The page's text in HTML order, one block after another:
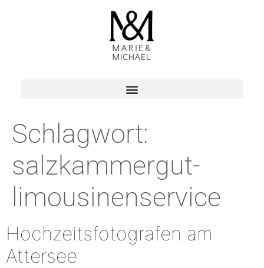
Schlagwort:
salzkammergut-
limousinenservice
Hochzeitsfotografen am
Attersee